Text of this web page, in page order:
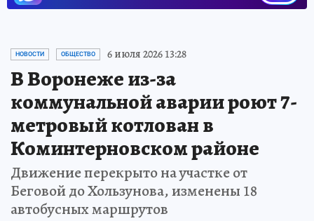
НОВОСТИ ОБЩЕСТВО 6 июля 2026 13:28
В Воронеже из-за
коммунальной аварии роют 7-
метровый котлован в
Коминтерновском районе
Движение перекрыто на участке от
Беговой до Хользунова, изменены 18
автобусных маршрутов